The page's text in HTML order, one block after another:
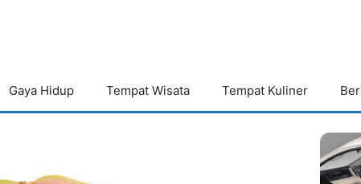
Gaya Hidup Tempat Wisata Tempat Kuliner